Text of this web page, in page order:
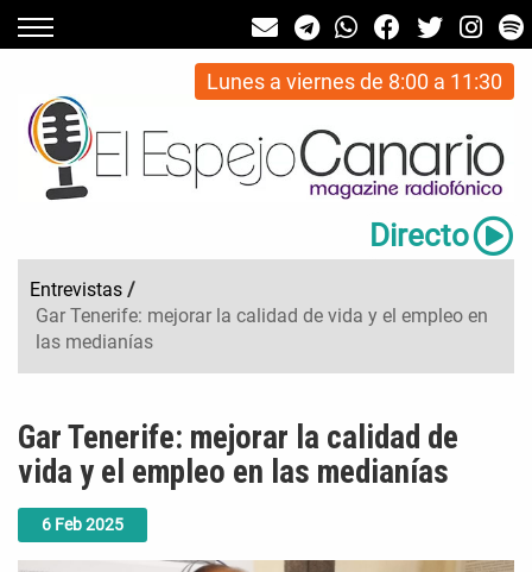
Lunes a viernes de 8:00 a 11:30
Directo
Entrevistas /
Gar Tenerife: mejorar la calidad de vida y el empleo en
las medianías
6 Feb2025
Gar Tenerife: mejorar la calidad de
vida y el empleo en las medianías